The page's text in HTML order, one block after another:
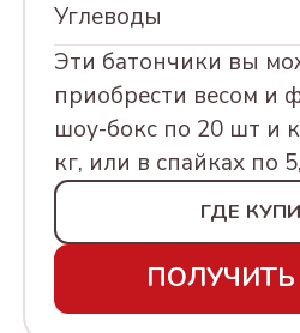
КРЕМЛИНА
ШОКОЛАДНЫЕ",
"КЭЖУАЛ САНКТ-
ПЕТЕРБУРГ"
230Г
"КЭЖУАЛ
АССОРТИ, 230Г
"КЭЖУАЛ"
СУНДУЧОК
СУВЕНИРНЫЙ
ОЧЕЧНИКИ
КУРАГА СУШЕНАЯ
ФИНИК
ИНЖИР
ИЗЮМ СУШЕНЫЙ
КУМКВАТ
МАНГО
ПЕРСИК
АССОРТИ
КРЕМЛИНА
ГОД, 500Г
АССОРТИ
КРЕМЛИНА
НОВЫЙ ГОД,
Кэжуал Ассорти
Новый год
НА 8 МАРТА
"КЭЖУАЛ"
8 МАРТА, 230Г
8 марта туба
250г
ШКАТУЛКИ
"КЭЖУАЛ"
ТЮЛЬПАНЫ,
Углеводы
Эти батончики вы
приобрести весом и
шоу-бокс по 20 шт и
кг, или в спайках по
ГДЕ